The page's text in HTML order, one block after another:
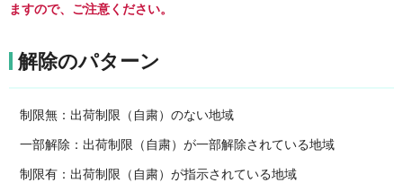
ますので、ご注意ください。
解除のパターン
制限無：出荷制限（自粛）のない地域
一部解除：出荷制限（自粛）が一部解除されている地域
制限有：出荷制限（自粛）が指示されている地域